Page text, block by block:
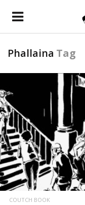
Phallaina Tag
COUTCH BOOK